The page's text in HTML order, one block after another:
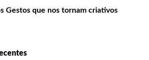
Gestos que nos tornam criativos